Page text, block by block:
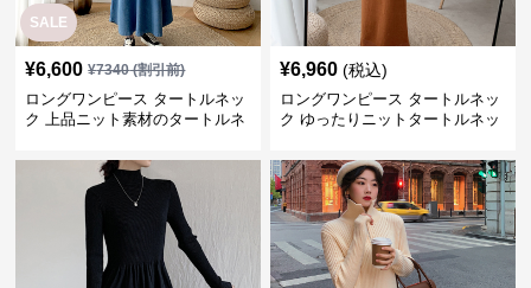
SALE
¥6,600 ¥7340(割引前)
ロングワンピース タートルネッ
ク 上品ニット素材のタートルネ
¥6,960 (税込)
ロングワンピース タートルネッ
ク ゆったりニットタートルネッ